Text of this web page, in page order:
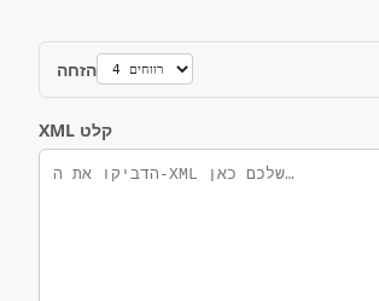
הזחה
XML קלט